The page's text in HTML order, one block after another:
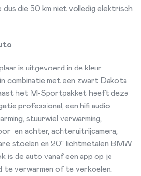
dus die 50 km niet volledig elektrisch
is uitgevoerd in de kleur
combinatie met een zwart Dakota
het M-Sportpakket heeft deze
professional, een hifi audio
stuurwiel verwarming,
en achter, achteruitrijcamera,
stoelen en 20” lichtmetalen BMW
is de auto vanaf een app op je
te verwarmen of te verkoelen.